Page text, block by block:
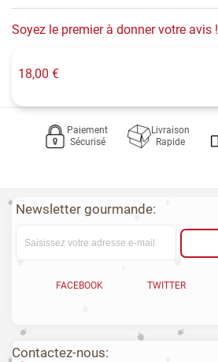
Soyez le premier à donner votre avis !
18,00 €
Paiement
Sécurisé
Livraison
Rapide
Newsletter gourmande:
FACEBOOK TWITTER
Contactez-nous: